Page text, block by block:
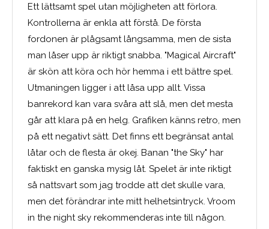
Ett lättsamt spel utan möjligheten att förlora.
Kontrollerna är enkla att förstå. De första
fordonen är plågsamt långsamma, men de sista
man låser upp är riktigt snabba. "Magical Aircraft"
är skön att köra och hör hemma i ett bättre spel.
Utmaningen ligger i att låsa upp allt. Vissa
banrekord kan vara svåra att slå, men det mesta
går att klara på en helg. Grafiken känns retro, men
på ett negativt sätt. Det finns ett begränsat antal
låtar och de flesta är okej. Banan "the Sky" har
faktiskt en ganska mysig låt. Spelet är inte riktigt
så nattsvart som jag trodde att det skulle vara,
men det förändrar inte mitt helhetsintryck. Vroom
in the night sky rekommenderas inte till någon.